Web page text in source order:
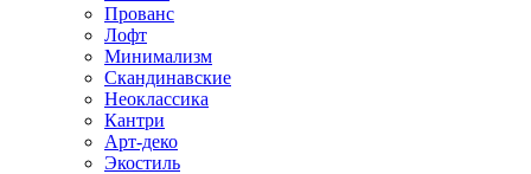
Прованс
Лофт
Минимализм
Скандинавские
Неоклассика
Кантри
Арт-деко
Экостиль